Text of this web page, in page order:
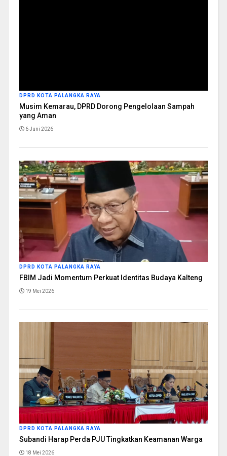
DPRD KOTA PALANGKA RAYA
Musim Kemarau, DPRD Dorong Pengelolaan Sampah
yang Aman
6 Juni 2026
DPRD KOTA PALANGKA RAYA
FBIM Jadi Momentum Perkuat Identitas Budaya Kalteng
19 Mei 2026
DPRD KOTA PALANGKA RAYA
Subandi Harap Perda PJU Tingkatkan Keamanan Warga
18 Mei 2026